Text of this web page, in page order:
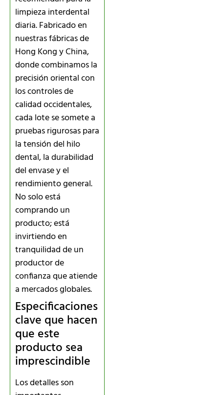
limpieza interdental
diaria. Fabricado en
nuestras fábricas de
Hong Kong y China,
donde combinamos la
precisión oriental con
los controles de
calidad occidentales,
cada lote se somete a
pruebas rigurosas para
la tensión del hilo
dental, la durabilidad
del envase y el
rendimiento general.
No solo está
comprando un
producto; está
invirtiendo en
tranquilidad de un
productor de
confianza que atiende
a mercados globales.
Especificaciones
clave que hacen
que este
producto sea
imprescindible
Los detalles son